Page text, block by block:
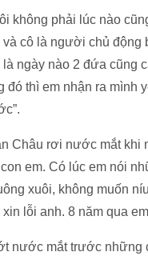
không phải lúc nào
cô là người chủ
ngày nào 2 đứa cũng
đó thì em nhận ra
Châu rơi nước mắt khi
em. Có lúc em nói
xuôi, không muốn
lỗi anh. 8 năm qua
nước mắt trước